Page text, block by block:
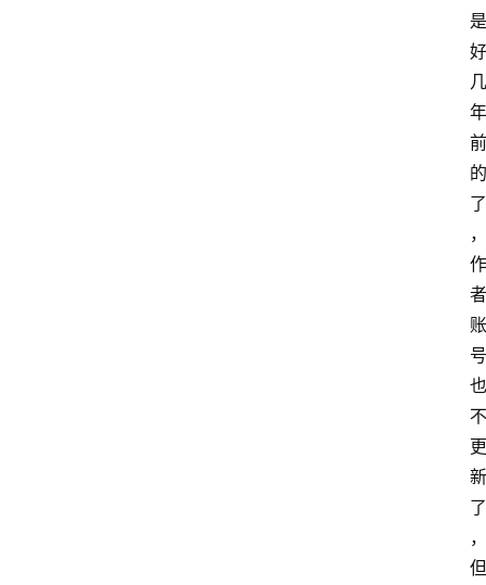
是
好
几
年
前
的
了
，
作
者
账
号
也
不
更
新
了
，
但